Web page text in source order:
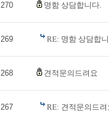
270 명함 상담합니다.
269 RE: 명함 상담합
268 견적문의드려요
267 RE: 견적문의드